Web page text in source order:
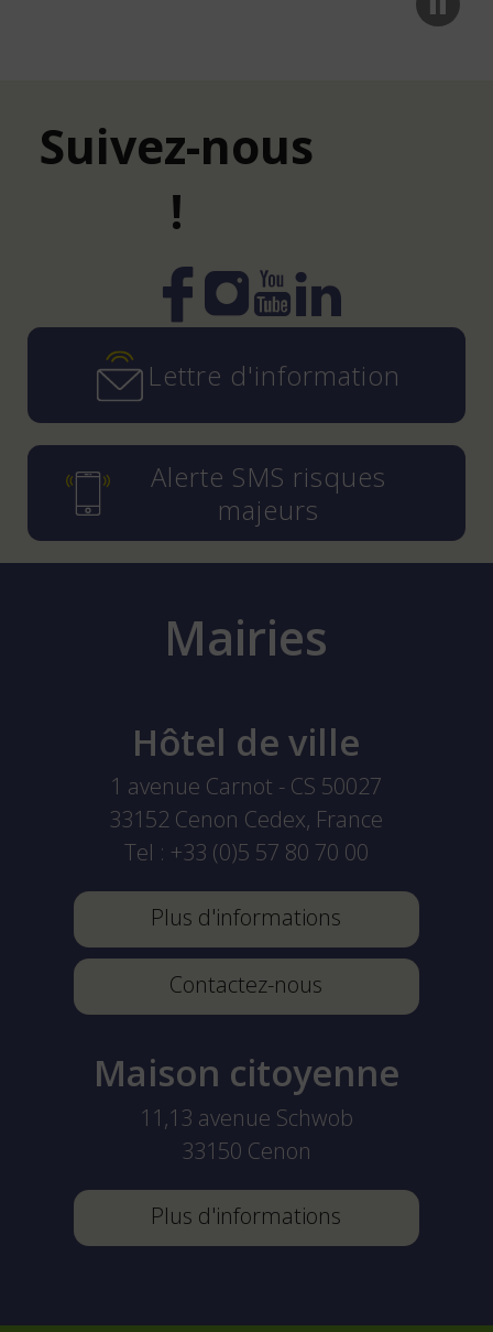
Suivez-nous
!
Instagram
YouTube
LinkedIn
Lettre d'information
Alerte SMS risques
majeurs
Mairies
Hôtel de ville
1 avenue Carnot - CS 50027
33152 Cenon Cedex, France
Tel : +33 (0)5 57 80 70 00
Plus d'informations
Contactez-nous
Maison citoyenne
11,13 avenue Schwob
33150 Cenon
Plus d'informations